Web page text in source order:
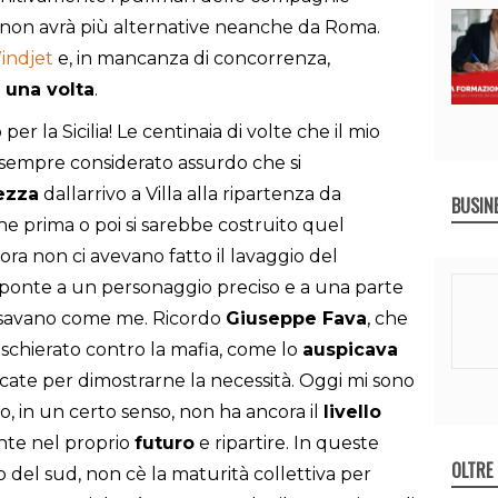
non avrà più alternative neanche da Roma.
e, in mancanza di concorrenza,
volta.
la Sicilia! Le centinaia di volte che il mio
considerato assurdo che si
dallarrivo a Villa alla ripartenza da
prima o poi si sarebbe costruito quel
non ci avevano fatto il lavaggio del
ponte a un personaggio preciso e a una parte
come me. Ricordo Giuseppe Fava, che
contro la mafia, come lo auspicava
per dimostrarne la necessità. Oggi mi sono
in un certo senso, non ha ancora il livello
nel proprio futuro e ripartire. In queste
del sud, non cè la maturità collettiva per